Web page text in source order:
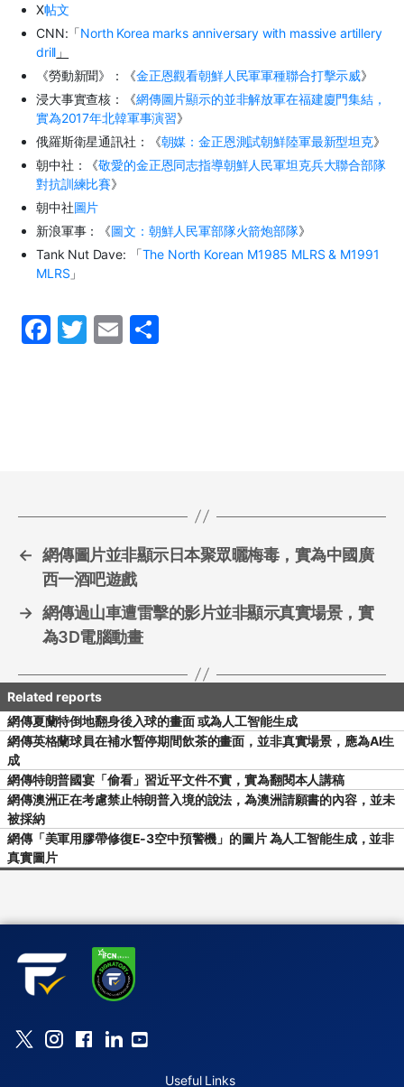
X帖文
CNN:「North Korea marks anniversary with massive artillery
drill 」
《勞動新聞》：《金正恩觀看朝鮮人民軍軍種聯合打擊示威》
浸大事實查核：《網傳圖片顯示的並非解放軍在福建廈門集結，
實為2017年北韓軍事演習》
俄羅斯衛星通訊社：《朝媒：金正恩測試朝鮮陸軍最新型坦克》
朝中社：《敬愛的金正恩同志指導朝鮮人民軍坦克兵大聯合部隊
對抗訓練比賽》
朝中社圖片
新浪軍事：《圖文：朝鮮人民軍部隊火箭炮部隊》
Tank Nut Dave: 「The North Korean M1985 MLRS & M1991
MLRS 」
F
T
E
← 網傳圖片並非顯示日本聚眾曬梅毒，實為中國廣
西一酒吧遊戲
→ 網傳過山車遭雷擊的影片並非顯示真實場景，實
為3D電腦動畫
網傳夏蘭特倒地翻身後入球的畫面 或為人工智能生成
網傳英格蘭球員在補水暫停期間飲茶的畫面，並非真實場景，應為AI生
成
網傳特朗普國宴「偷看」習近平文件不實，實為翻閱本人講稿
網傳澳洲正在考慮禁止特朗普入境的說法，為澳洲請願書的內容，並未
被採納
網傳「美軍用膠帶修復E-3空中預警機」的圖片 為人工智能生成，並非
真實圖片
Useful Links